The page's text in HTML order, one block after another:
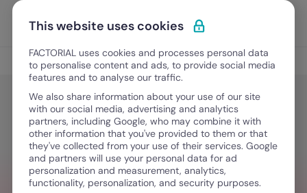
Ir para o conteúdo
Experimente Grátis
Gestão de Talentos
Gestão de Talentos
O que são Mad Skills e como
identificá-las em talentos
This website uses cookies
FACTORIAL uses cookies and processes personal data
to personalise content and ads, to provide social media
features and to analyse our traffic.
We also share information about your use of our site
with our social media, advertising and analytics
partners, including Google, who may combine it with
other information that you've provided to them or that
they've collected from your use of their services. Google
and partners will use your personal data for ad
personalization and measurement, analytics,
functionality, personalization, and security purposes.